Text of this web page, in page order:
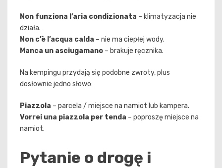
Non funziona l’aria condizionata – klimatyzacja nie
działa.
Non c’è l’acqua calda – nie ma ciepłej wody.
Manca un asciugamano – brakuje ręcznika.
Na kempingu przydają się podobne zwroty, plus
dosłownie jedno słowo:
Piazzola – parcela / miejsce na namiot lub kampera.
Vorrei una piazzola per tenda – poproszę miejsce na
namiot.
Pytanie o drogę i